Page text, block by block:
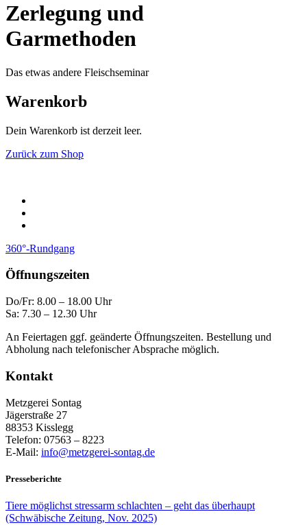
Zerlegung und
Garmethoden
Das etwas andere Fleischseminar
Warenkorb
Dein Warenkorb ist derzeit leer.
Zurück zum Shop
360°-Rundgang
Öffnungszeiten
Do/Fr: 8.00 – 18.00 Uhr
Sa: 7.30 – 12.30 Uhr
An Feiertagen ggf. geänderte Öffnungszeiten. Bestellung und
Abholung nach telefonischer Absprache möglich.
Kontakt
Metzgerei Sontag
Jägerstraße 27
88353 Kisslegg
Telefon: 07563 – 8223
E-Mail: info@metzgerei-sontag.de
Presseberichte
Tiere möglichst stressarm schlachten – geht das überhaupt
(Schwäbische Zeitung, Nov. 2025)